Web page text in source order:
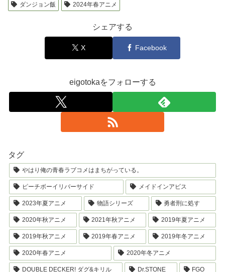
ダンジョン飯 2024年春アニメ
シェアする
X Facebook
eigotokaをフォローする
タグ
やはり俺の青春ラブコメはまちがっている。
ピーチボーイリバーサイド メイドインアビス
2023年夏アニメ 物語シリーズ 勇者刑に処す
2020年秋アニメ 2021年秋アニメ 2019年夏アニメ
2019年秋アニメ 2019年春アニメ 2019年冬アニメ
2020年春アニメ 2020年冬アニメ
DOUBLE DECKER! ダグ&キリル Dr.STONE FGO